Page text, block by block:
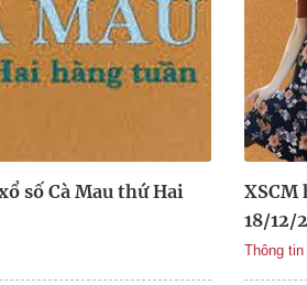
số Cà Mau thứ Hai
XSCM
18/12/
Thông